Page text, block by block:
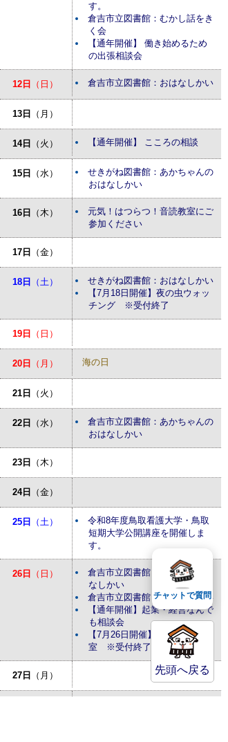
す。
倉吉市立図書館：むかし話をき
く会
【通年開催】 働き始めるため
の出張相談会
12日 （日） 倉吉市立図書館：おはなしかい
13日 （月）
14日 （火） 【通年開催】 こころの相談
15日 （水）
せきがね図書館：あかちゃんの
おはなしかい
16日 （木）
元気！はつらつ！音読教室にご
参加ください
17日 （金）
18日 （土）
せきがね図書館：おはなしかい
【7月18日開催】夜の虫ウォッ
チング ※受付終了
19日 （日）
20日 （月） 海の日
21日 （火）
22日 （水）
倉吉市立図書館：あかちゃんの
おはなしかい
23日 （木）
24日 （金）
25日 （土）
令和8年度鳥取看護大学・鳥取
短期大学公開講座を開催しま
す。
26日 （日）
倉吉市立図書館：外国語でおは
なしかい
倉吉市立図書館：おはなしかい
【通年開催】起業・経営なんで
も相談会
【7月26日開催】おさかな教
室 ※受付終了
27日 （月） 先頭へ戻る
チャットで質問